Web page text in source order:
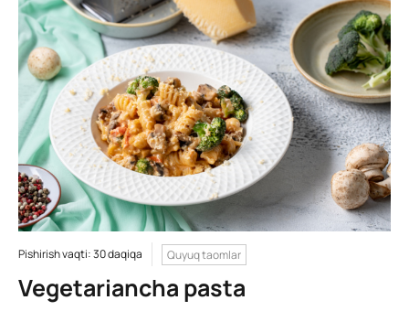
Pishirish vaqti: 30 daqiqa Quyuq taomlar
Vegetariancha pasta